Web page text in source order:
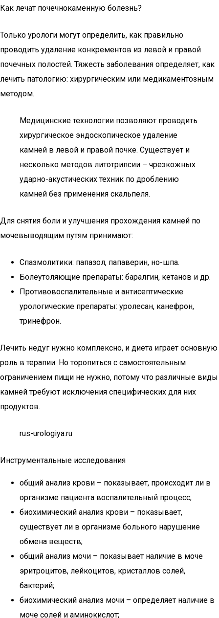
Как лечат почечнокаменную болезнь?
Только урологи могут определить, как правильно
проводить удаление конкрементов из левой и правой
почечных полостей. Тяжесть заболевания определяет, как
лечить патологию: хирургическим или медикаментозным
методом.
Медицинские технологии позволяют проводить
хирургическое эндоскопическое удаление
камней в левой и правой почке. Существует и
несколько методов литотрипсии – чрезкожных
ударно-акустических техник по дроблению
камней без применения скальпеля.
Для снятия боли и улучшения прохождения камней по
мочевыводящим путям принимают:
Спазмолитики: папазол, папаверин, но-шпа.
Болеутоляющие препараты: баралгин, кетанов и др.
Противовоспалительные и антисептические
урологические препараты: уролесан, канефрон,
тринефрон.
Лечить недуг нужно комплексно, и диета играет основную
роль в терапии. Но торопиться с самостоятельным
ограничением пищи не нужно, потому что различные виды
камней требуют исключения специфических для них
продуктов.
rus-urologiya.ru
Инструментальные исследования
общий анализ крови – показывает, происходит ли в
организме пациента воспалительный процесс;
биохимический анализ крови – показывает,
существует ли в организме больного нарушение
обмена веществ;
общий анализ мочи – показывает наличие в моче
эритроцитов, лейкоцитов, кристаллов солей,
бактерий;
биохимический анализ мочи – определяет наличие в
моче солей и аминокислот;